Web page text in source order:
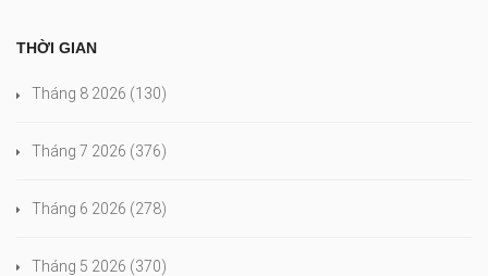
THỜI GIAN
Tháng 8 2026 (130)
Tháng 7 2026 (376)
Tháng 6 2026 (278)
Tháng 5 2026 (370)